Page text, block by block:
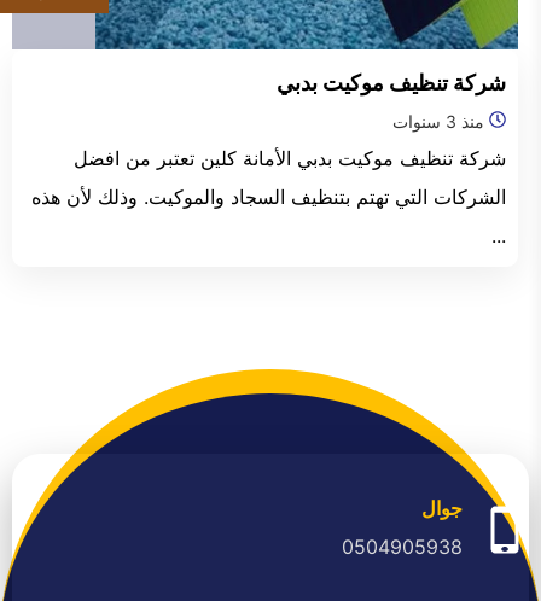
الفجيرة
شركة تنظيف موكيت بدبي
منذ 3 سنوات
شركة تنظيف موكيت بدبي الأمانة كلين تعتبر من افضل
الشركات التي تهتم بتنظيف السجاد والموكيت. وذلك لأن هذه
...
جوال
0504905938